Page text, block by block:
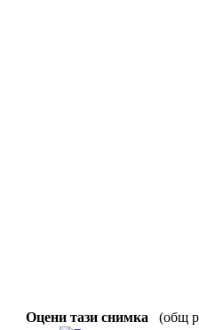
Оцени тази снимка
(общ